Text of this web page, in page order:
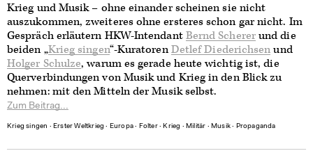
Krieg und Musik – ohne einander scheinen sie nicht
auszukommen, zweiteres ohne ersteres schon gar nicht. Im
Gespräch erläutern HKW-IntendantBernd Schererund die
beiden „Krieg singen“-KuratorenDetlef Diederichsenund
Holger Schulze, warum es gerade heute wichtig ist, die
Querverbindungen von Musik und Krieg in den Blick zu
nehmen: mit den Mitteln der Musik selbst.
Zum Beitrag...
Krieg singen ∙Erster Weltkrieg ∙ Europa ∙ Folter∙Krieg ∙Militär ∙Musik ∙ Propaganda